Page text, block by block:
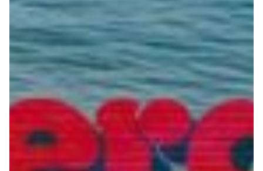
Robe di Kappa x Genoa
Vintage Collection
Red&Blue Voices
Kids
Accessori